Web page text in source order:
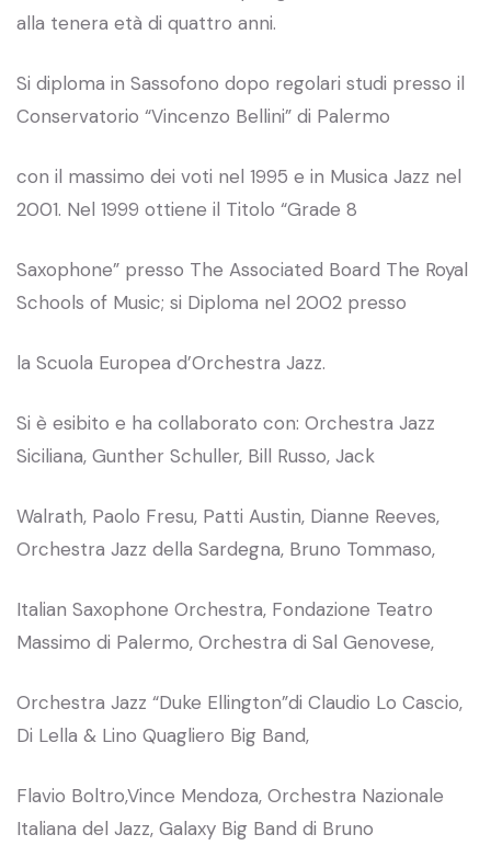
alla tenera età di quattro anni.
Si diploma in Sassofono dopo regolari studi presso il
Conservatorio “Vincenzo Bellini” di Palermo
con il massimo dei voti nel 1995 e in Musica Jazz nel
2001. Nel 1999 ottiene il Titolo “Grade 8
Saxophone” presso The Associated Board The Royal
Schools of Music; si Diploma nel 2002 presso
la Scuola Europea d’Orchestra Jazz.
Si è esibito e ha collaborato con: Orchestra Jazz
Siciliana, Gunther Schuller, Bill Russo, Jack
Walrath, Paolo Fresu, Patti Austin, Dianne Reeves,
Orchestra Jazz della Sardegna, Bruno Tommaso,
Italian Saxophone Orchestra, Fondazione Teatro
Massimo di Palermo, Orchestra di Sal Genovese,
Orchestra Jazz “Duke Ellington”di Claudio Lo Cascio,
Di Lella & Lino Quagliero Big Band,
Flavio Boltro,Vince Mendoza, Orchestra Nazionale
Italiana del Jazz, Galaxy Big Band di Bruno